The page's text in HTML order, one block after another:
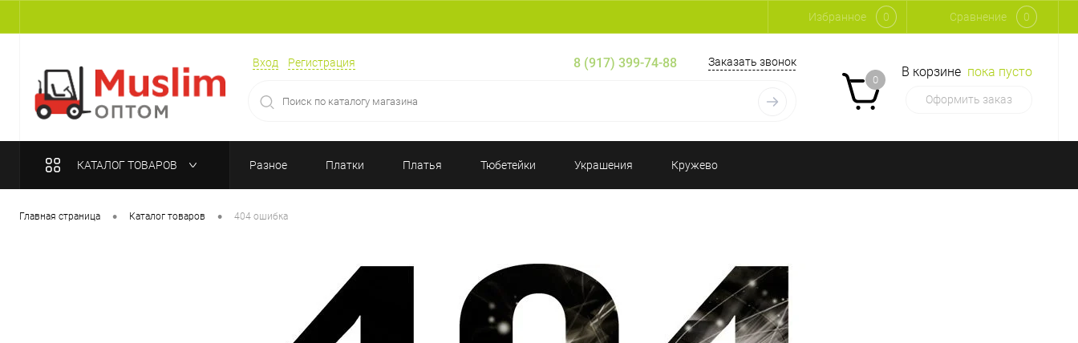
Избранное 0 Сравнение 0
Вход Регистрация 8 (917) 399-74-88 Заказать звонок
0
В корзине пока пусто
Оформить заказ
КАТАЛОГ ТОВАРОВ Разное Платки Платья Тюбетейки Украшения Кружево
Главная страница • Каталог товаров • 404 ошибка